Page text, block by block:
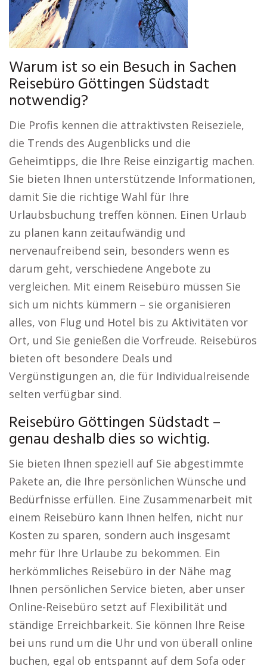
Warum ist so ein Besuch in Sachen
Reisebüro Göttingen Südstadt
notwendig?
Die Profis kennen die attraktivsten Reiseziele,
die Trends des Augenblicks und die
Geheimtipps, die Ihre Reise einzigartig machen.
Sie bieten Ihnen unterstützende Informationen,
damit Sie die richtige Wahl für Ihre
Urlaubsbuchung treffen können. Einen Urlaub
zu planen kann zeitaufwändig und
nervenaufreibend sein, besonders wenn es
darum geht, verschiedene Angebote zu
vergleichen. Mit einem Reisebüro müssen Sie
sich um nichts kümmern – sie organisieren
alles, von Flug und Hotel bis zu Aktivitäten vor
Ort, und Sie genießen die Vorfreude. Reisebüros
bieten oft besondere Deals und
Vergünstigungen an, die für Individualreisende
selten verfügbar sind.
Reisebüro Göttingen Südstadt –
genau deshalb dies so wichtig.
Sie bieten Ihnen speziell auf Sie abgestimmte
Pakete an, die Ihre persönlichen Wünsche und
Bedürfnisse erfüllen. Eine Zusammenarbeit mit
einem Reisebüro kann Ihnen helfen, nicht nur
Kosten zu sparen, sondern auch insgesamt
mehr für Ihre Urlaube zu bekommen. Ein
herkömmliches Reisebüro in der Nähe mag
Ihnen persönlichen Service bieten, aber unser
Online-Reisebüro setzt auf Flexibilität und
ständige Erreichbarkeit. Sie können Ihre Reise
bei uns rund um die Uhr und von überall online
buchen, egal ob entspannt auf dem Sofa oder